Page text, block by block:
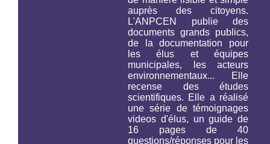
auprès des citoyens.
L'ANPCEN publie des
documents grands publics,
de la documentation pour
les élus et équipes
municipales, les acteurs
environnementaux... Elle
recense des études
scientifiques. Elle a réalisé
une série de témoignages
videos d'élus, un guide de
16 pages de 40
questions/réponses pour les